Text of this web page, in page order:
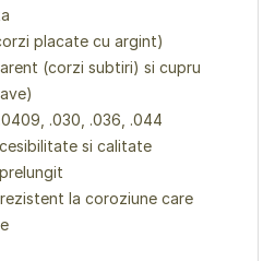
placate cu argint)
(corzi subtiri) si cupru
.030, .036, .044
si calitate
la coroziune care